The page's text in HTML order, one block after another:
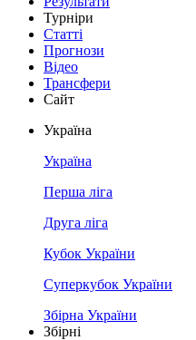
Турніри
Статті
Прогнози
Відео
Трансфери
Сайт
Україна
Україна
Перша ліга
Друга ліга
Кубок України
Суперкубок України
Збірна України
Збірні